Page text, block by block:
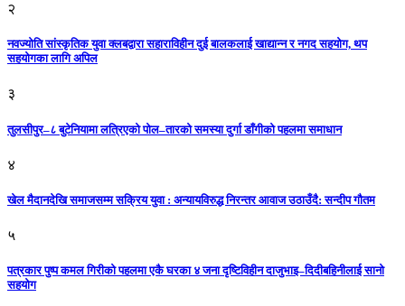
२
नवज्योति सांस्कृतिक युवा क्लबद्वारा सहाराविहीन दुई बालकलाई खाद्यान्न र नगद सहयोग, थप
सहयोगका लागि अपिल
३
तुलसीपुर–८ बुटेनियामा लत्रिएको पोल–तारको समस्या दुर्गा डाँगीको पहलमा समाधान
४
खेल मैदानदेखि समाजसम्म सक्रिय युवा : अन्यायविरुद्ध निरन्तर आवाज उठाउँदै: सन्दीप गौतम
५
पत्रकार पुष्प कमल गिरीको पहलमा एकै घरका ४ जना दृष्टिविहीन दाजुभाइ–दिदीबहिनीलाई सानो
सहयोग